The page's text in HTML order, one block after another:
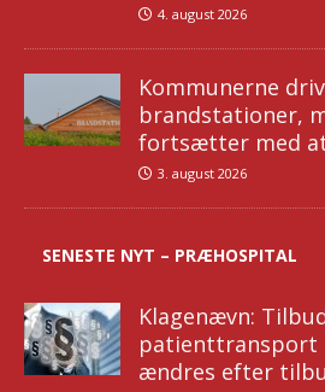
4. august 2026
Kommunerne
brandstationer,
fortsætter med
3. august 2026
SENESTE NYT – PRÆHOSPITAL
Klagenævn:
patienttransport
ændres efter